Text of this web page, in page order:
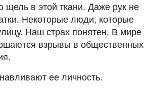
щель в этой ткани. Даже рук не
Некоторые люди, которые
Наш страх понятен. В мире
взрывы в общественных
ее личность.